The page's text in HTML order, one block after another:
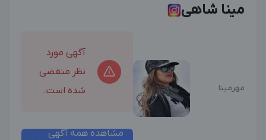
مینا شاهی
مهرمینا
آگهی مورد
نظر منقضی
شده است.
مشاهده همه آگهی